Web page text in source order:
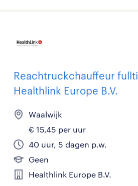
Reachtruckchauffeur
Healthlink Europe B.V.
Waalwijk
€ 15,45 per uur
40 uur, 5 dagen p.w.
Geen
Healthlink Europe B.V.